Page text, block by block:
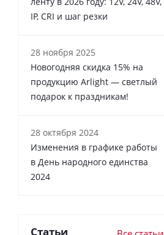
IP, CRI и шаг резки
28 ноября 2025
Новогодняя скидка 15% на
продукцию Arlight — светлый
подарок к праздникам!
28 октября 2024
Изменения в графике работы
в День народного единства
2024
Статьи